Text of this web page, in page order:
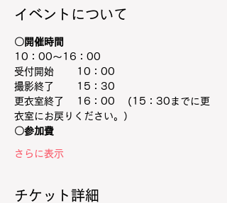
イベントについて
〇開催時間
10：00～16：00
受付開始　 　10：00
撮影終了　 　15：30
更衣室終了 　16：00　 (15：30までに更
衣室にお戻りください。）
〇参加費
さらに表示
チケット詳細